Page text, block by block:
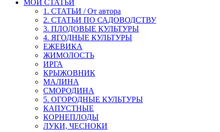
МОИ СТАТЬИ
1. СТАТЬИ / От автора
2. СТАТЬИ ПО САДОВОДСТВУ
3. ПЛОДОВЫЕ КУЛЬТУРЫ
4. ЯГОДНЫЕ КУЛЬТУРЫ
ЕЖЕВИКА
ЖИМОЛОСТЬ
ИРГА
КРЫЖОВНИК
МАЛИНА
СМОРОДИНА
5. ОГОРОДНЫЕ КУЛЬТУРЫ
КАПУСТНЫЕ
КОРНЕПЛОДЫ
ЛУКИ, ЧЕСНОКИ